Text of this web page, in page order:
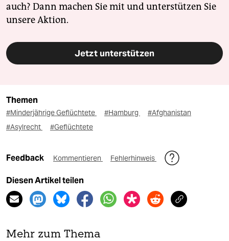
auch? Dann machen Sie mit und unterstützen Sie
unsere Aktion.
Jetzt unterstützen
Themen
#Minderjährige Geflüchtete #Hamburg
#Afghanistan
#Asylrecht
#Geflüchtete
Feedback Kommentieren Fehlerhinweis
Diesen Artikel teilen
Mehr zum Thema